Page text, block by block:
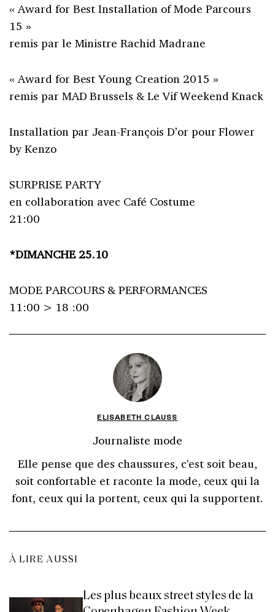
« Award for Best Installation of Mode Parcours
15 »
remis par le Ministre Rachid Madrane
« Award for Best Young Creation 2015 »
remis par MAD Brussels & Le Vif Weekend Knack
Installation par Jean-François D’or pour Flower
by Kenzo
SURPRISE PARTY
en collaboration avec Café Costume
21:00
*DIMANCHE 25.10
MODE PARCOURS & PERFORMANCES
11:00 > 18 :00
ELISABETH CLAUSS
Journaliste mode
Elle pense que des chaussures, c'est soit beau,
soit confortable et raconte la mode, ceux qui la
font, ceux qui la portent, ceux qui la supportent.
À LIRE AUSSI
Les plus beaux street styles de la